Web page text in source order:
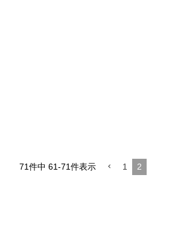
71件中 61-71件表示 1 2